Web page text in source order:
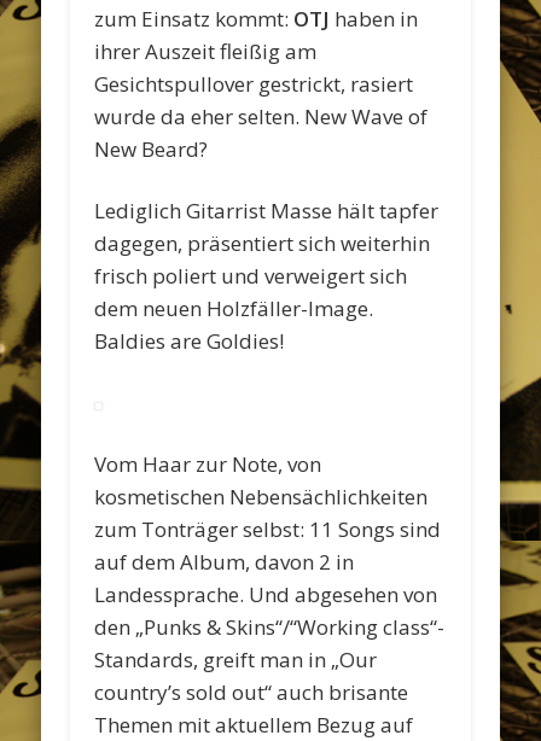
zum Einsatz kommt: OTJ haben in
ihrer Auszeit fleißig am
Gesichtspullover gestrickt, rasiert
wurde da eher selten. New Wave of
New Beard?
Lediglich Gitarrist Masse hält tapfer
dagegen, präsentiert sich weiterhin
frisch poliert und verweigert sich
dem neuen Holzfäller-Image.
Baldies are Goldies!
Vom Haar zur Note, von
kosmetischen Nebensächlichkeiten
zum Tonträger selbst: 11 Songs sind
auf dem Album, davon 2 in
Landessprache. Und abgesehen von
den „Punks & Skins“/“Working class“-
Standards, greift man in „Our
country’s sold out“ auch brisante
Themen mit aktuellem Bezug auf